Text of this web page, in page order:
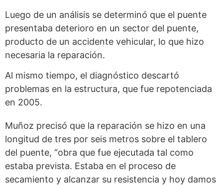
Luego de un análisis se determinó que el puente
presentaba deterioro en un sector del puente,
producto de un accidente vehicular, lo que hizo
necesaria la reparación.
Al mismo tiempo, el diagnóstico descartó
problemas en la estructura, que fue repotenciada
en 2005.
Muñoz precisó que la reparación se hizo en una
longitud de tres por seis metros sobre el tablero
del puente, “obra que fue ejecutada tal como
estaba prevista. Estaba en el proceso de
secamiento y alcanzar su resistencia y hoy damos